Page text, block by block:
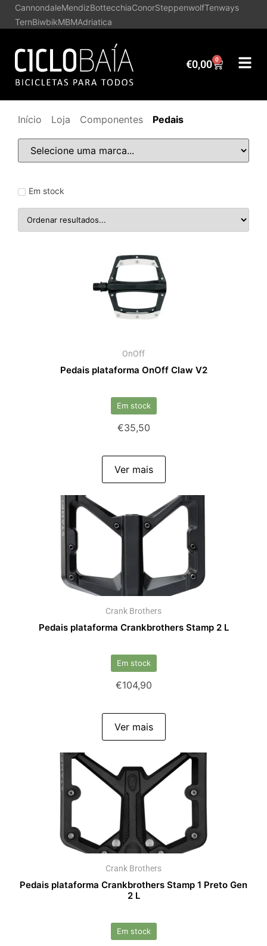
CannondaleMendizBottecchiaConorSteppenwolfTenways
TernBiwbikMBMAdriatica
€0,00 0
Início Loja Componentes Pedais
Em stock
OnOff
Pedais plataforma OnOff Claw V2
Em stock
€35,50
Ver mais
Crank Brothers
Pedais plataforma Crankbrothers Stamp 2 L
Em stock
€104,90
Ver mais
Crank Brothers
Pedais plataforma Crankbrothers Stamp 1 Preto Gen
2 L
Em stock